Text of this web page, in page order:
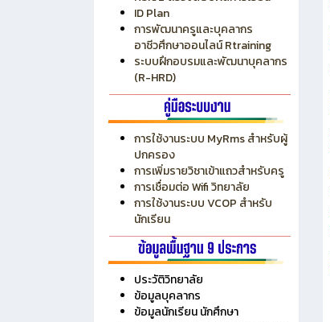
RMS
Chontech Digital Library
ศธ.02 ครูและครูที่ปรึกษา
ศธ.02 ตรวจสอบผลการเรียน
ID Plan
การพัฒนาครูและบุคลากร
อาชีวศึกษาออนไลน์ Rtraining
ระบบฝึกอบรมและพัฒนาบุคลากร
(R-HRD)
การใช้งานระบบ MyRms สำหรับผู้
ปกครอง
การเพิ่มรายวิชาเข้าแถวสำหรับครู
การเชื่อมต่อ Wifi วิทยาลัย
การใช้งานระบบ VCOP สำหรับ
นักเรียน